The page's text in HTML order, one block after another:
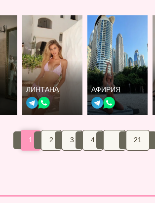
ЛИНТАНА АФИРИЯ
1 2 3 4 21